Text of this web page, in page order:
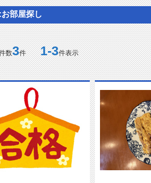
部屋探し
数3件1-3件表示